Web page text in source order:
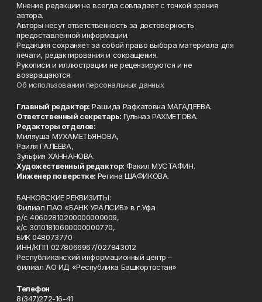
Мнение редакции не всегда совпадает с точкой зрения
автора.
Авторы несут ответственность за достоверность
предоставленной информации.
Редакция сохраняет за собой право выбора материала для
печати, редактирования и сокращения.
Рукописи и иллюстрации не рецензируются и не
возвращаются.
Об использовании персональных данных
Главный редактор: Рашида Рафкатовна МАГАДЕЕВА.
Ответственный секретарь: Гульназ РАХМЕТОВА.
Редакторы отделов:
Миляуша МУХАМЕТЬЯНОВА,
Раиля ГАЛЕЕВА,
Зульфия ХАННАНОВА.
Художественный редактор: Факил МУСТАФИН.
Инженер по верстке: Регина ШАФИКОВА.
БАНКОВСКИЕ РЕКВИЗИТЫ:
Филиал ПАО «БАНК УРАЛСИБ» в г.Уфа
р/с 40602810200000000009,
к/с 30101810600000000770,
БИК 048073770
ИНН/КПП 0278066967/027843012
Республиканский информационный центр –
филиал АО ИД «Республика Башкортостан»
Телефон
8(347)272-16-41